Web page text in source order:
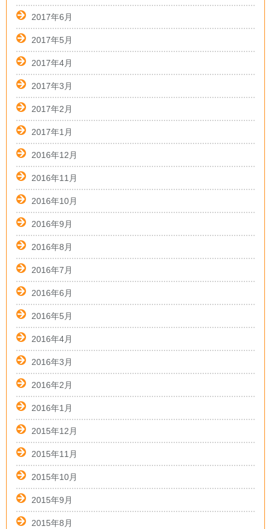
2017年6月
2017年5月
2017年4月
2017年3月
2017年2月
2017年1月
2016年12月
2016年11月
2016年10月
2016年9月
2016年8月
2016年7月
2016年6月
2016年5月
2016年4月
2016年3月
2016年2月
2016年1月
2015年12月
2015年11月
2015年10月
2015年9月
2015年8月